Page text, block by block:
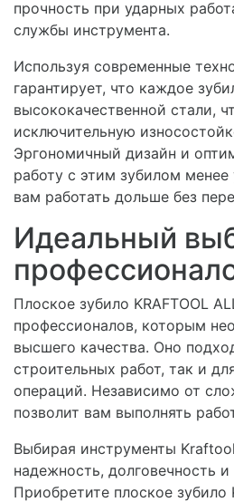
прочность при ударных
службы инструмента.
Используя современные
гарантирует, что каждое
высококачественной стали,
исключительную
Эргономичный дизайн и
работу с этим зубилом
вам работать дольше без
Идеальный
Плоское зубило KRAFTOOL
профессионалов, которым
высшего качества. Оно
строительных работ, так и
операций. Независимо от
позволит вам выполнять
Выбирая инструменты
надежность, долговечность
Приобретите плоское зубило